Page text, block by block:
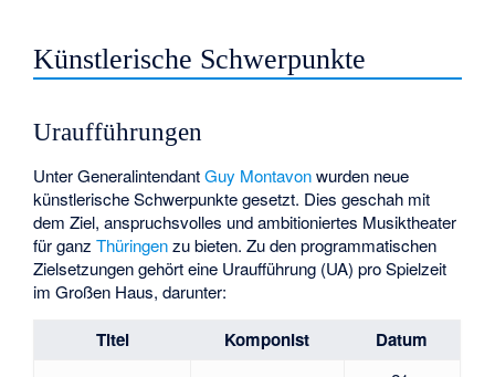
Künstlerische Schwerpunkte
Uraufführungen
Unter GeneralintendantGuy Montavonwurden neue
künstlerische Schwerpunkte gesetzt. Dies geschah mit
dem Ziel, anspruchsvolles und ambitioniertes Musiktheater
für ganzThüringenzu bieten. Zu den programmatischen
Zielsetzungen gehört eine Uraufführung (UA) pro Spielzeit
im Großen Haus, darunter:
Titel Komponist Datum